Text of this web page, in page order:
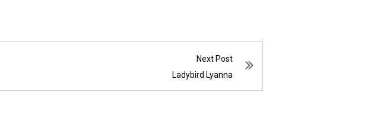
Next Post
Ladybird Lyanna